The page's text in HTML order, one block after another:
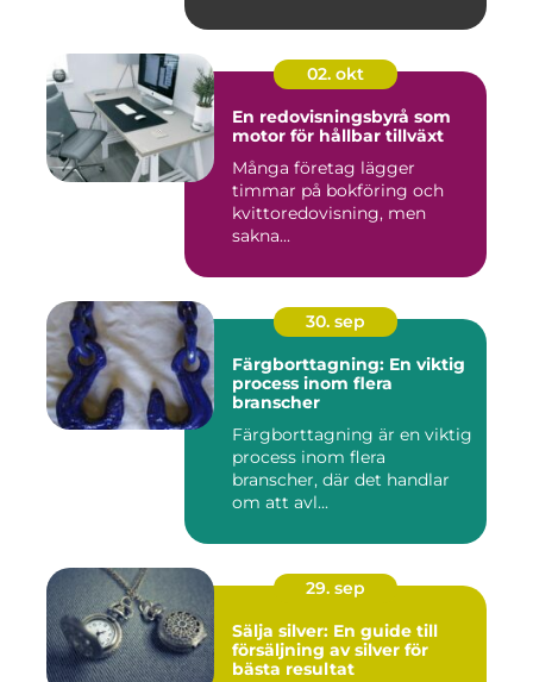
02. okt
En redovisningsbyrå som
motor för hållbar tillväxt
Många företag lägger
timmar på bokföring och
kvittoredovisning, men
sakna...
30. sep
Färgborttagning: En viktig
process inom flera
branscher
Färgborttagning är en viktig
process inom flera
branscher, där det handlar
om att avl...
29. sep
Sälja silver: En guide till
försäljning av silver för
bästa resultat